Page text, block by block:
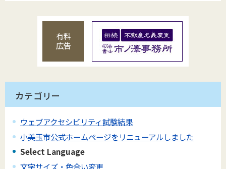
有料
広告
カテゴリー
ウェブアクセシビリティ試験結果
小美玉市公式ホームページをリニューアルしました
Select Language
文字サイズ・色合い変更